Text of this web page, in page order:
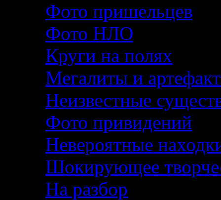
Фото пришельцев
Фото НЛО
Круги на полях
Мегалиты и
Неизвестные
Фото привидений
Невероятные
Шокирующее
На разбор